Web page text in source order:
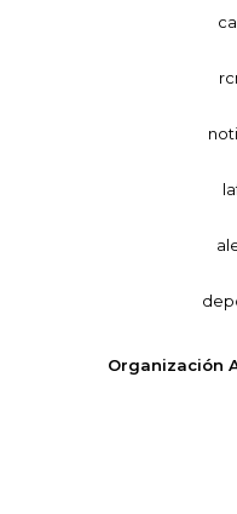
Organización